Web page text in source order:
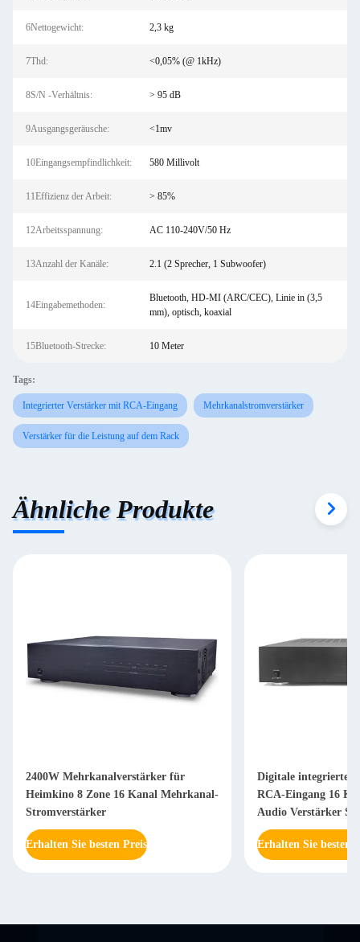
6Nettogewicht: 2,3 kg
7Thd: <0,05% (@ 1kHz)
8S/N -Verhältnis: > 95 dB
9Ausgangsgeräusche: <1mv
10Eingangsempfindlichkeit: 580 Millivolt
11Effizienz der Arbeit: > 85%
12Arbeitsspannung: AC 110-240V/50 Hz
13Anzahl der Kanäle: 2.1 (2 Sprecher, 1 Subwoofer)
14Eingabemethoden:
Bluetooth, HD-MI (ARC/CEC), Linie in (3,5
mm), optisch, koaxial
15Bluetooth-Strecke: 10 Meter
Tags:
Integrierter Verstärker mit RCA-Eingang Mehrkanalstromverstärker
Verstärker für die Leistung auf dem Rack
Ähnliche Produkte
2400W Mehrkanalverstärker für
Heimkino 8 Zone 16 Kanal Mehrkanal-
Stromverstärker
Erhalten Sie besten Preis
Digitale integrierte
RCA-Eingang 16
Audio Verstärker
Erhalten Sie besten